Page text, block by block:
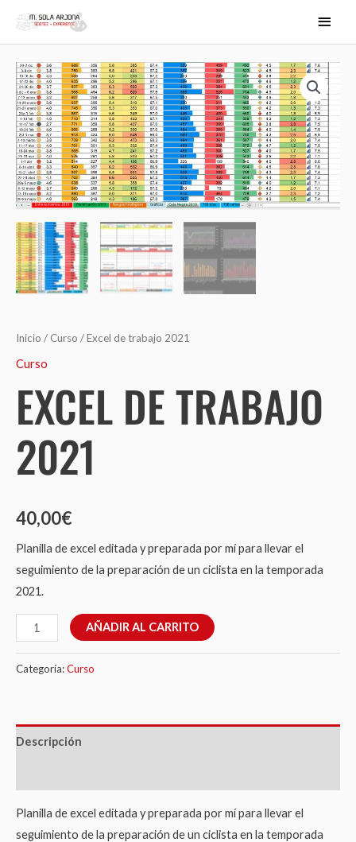
Inicio / Curso / Excel de trabajo 2021
Curso
EXCEL DE TRABAJO
2021
40,00€
Planilla de excel editada y preparada por mí para llevar el
seguimiento de la preparación de un ciclista en la temporada
2021.
Excel
de
trabajo
2021
cantidad
AÑADIR AL CARRITO
Categoría:Curso
Descripción
Planilla de excel editada y preparada por mí para llevar el
seguimiento de la preparación de un ciclista en la temporada